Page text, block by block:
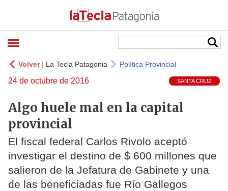
Volver| La Tecla Patagonia Política Provincial
24 de octubre de 2016 SANTA CRUZ
Algo huele mal en la capital
provincial
El fiscal federal Carlos Rivolo aceptó
investigar el destino de $ 600 millones que
salieron de la Jefatura de Gabinete y una
de las beneficiadas fue Río Gallegos